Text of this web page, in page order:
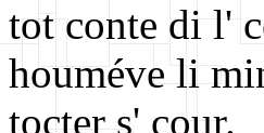
tot conte di l'
houméve li
tocter s' cour.